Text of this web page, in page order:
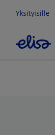
Yksityisille